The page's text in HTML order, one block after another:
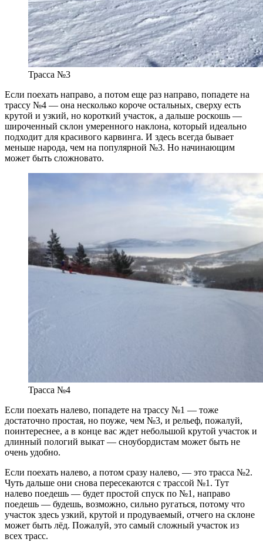
Трасса №3
Если поехать направо, а потом еще раз направо, попадете на
трассу №4 — она несколько короче остальных, сверху есть
крутой и узкий, но короткий участок, а дальше роскошь —
широченный склон умеренного наклона, который идеально
подходит для красивого карвинга. И здесь всегда бывает
меньше народа, чем на популярной №3. Но начинающим
может быть сложновато.
Трасса №4
Если поехать налево, попадете на трассу №1 — тоже
достаточно простая, но поуже, чем №3, и рельеф, пожалуй,
поинтереснее, а в конце вас ждет небольшой крутой участок и
длинный пологий выкат — сноубордистам может быть не
очень удобно.
Если поехать налево, а потом сразу налево, — это трасса №2.
Чуть дальше они снова пересекаются с трассой №1. Тут
налево поедешь — будет простой спуск по №1, направо
поедешь — будешь, возможно, сильно ругаться, потому что
участок здесь узкий, крутой и продуваемый, отчего на склоне
может быть лёд. Пожалуй, это самый сложный участок из
всех трасс.